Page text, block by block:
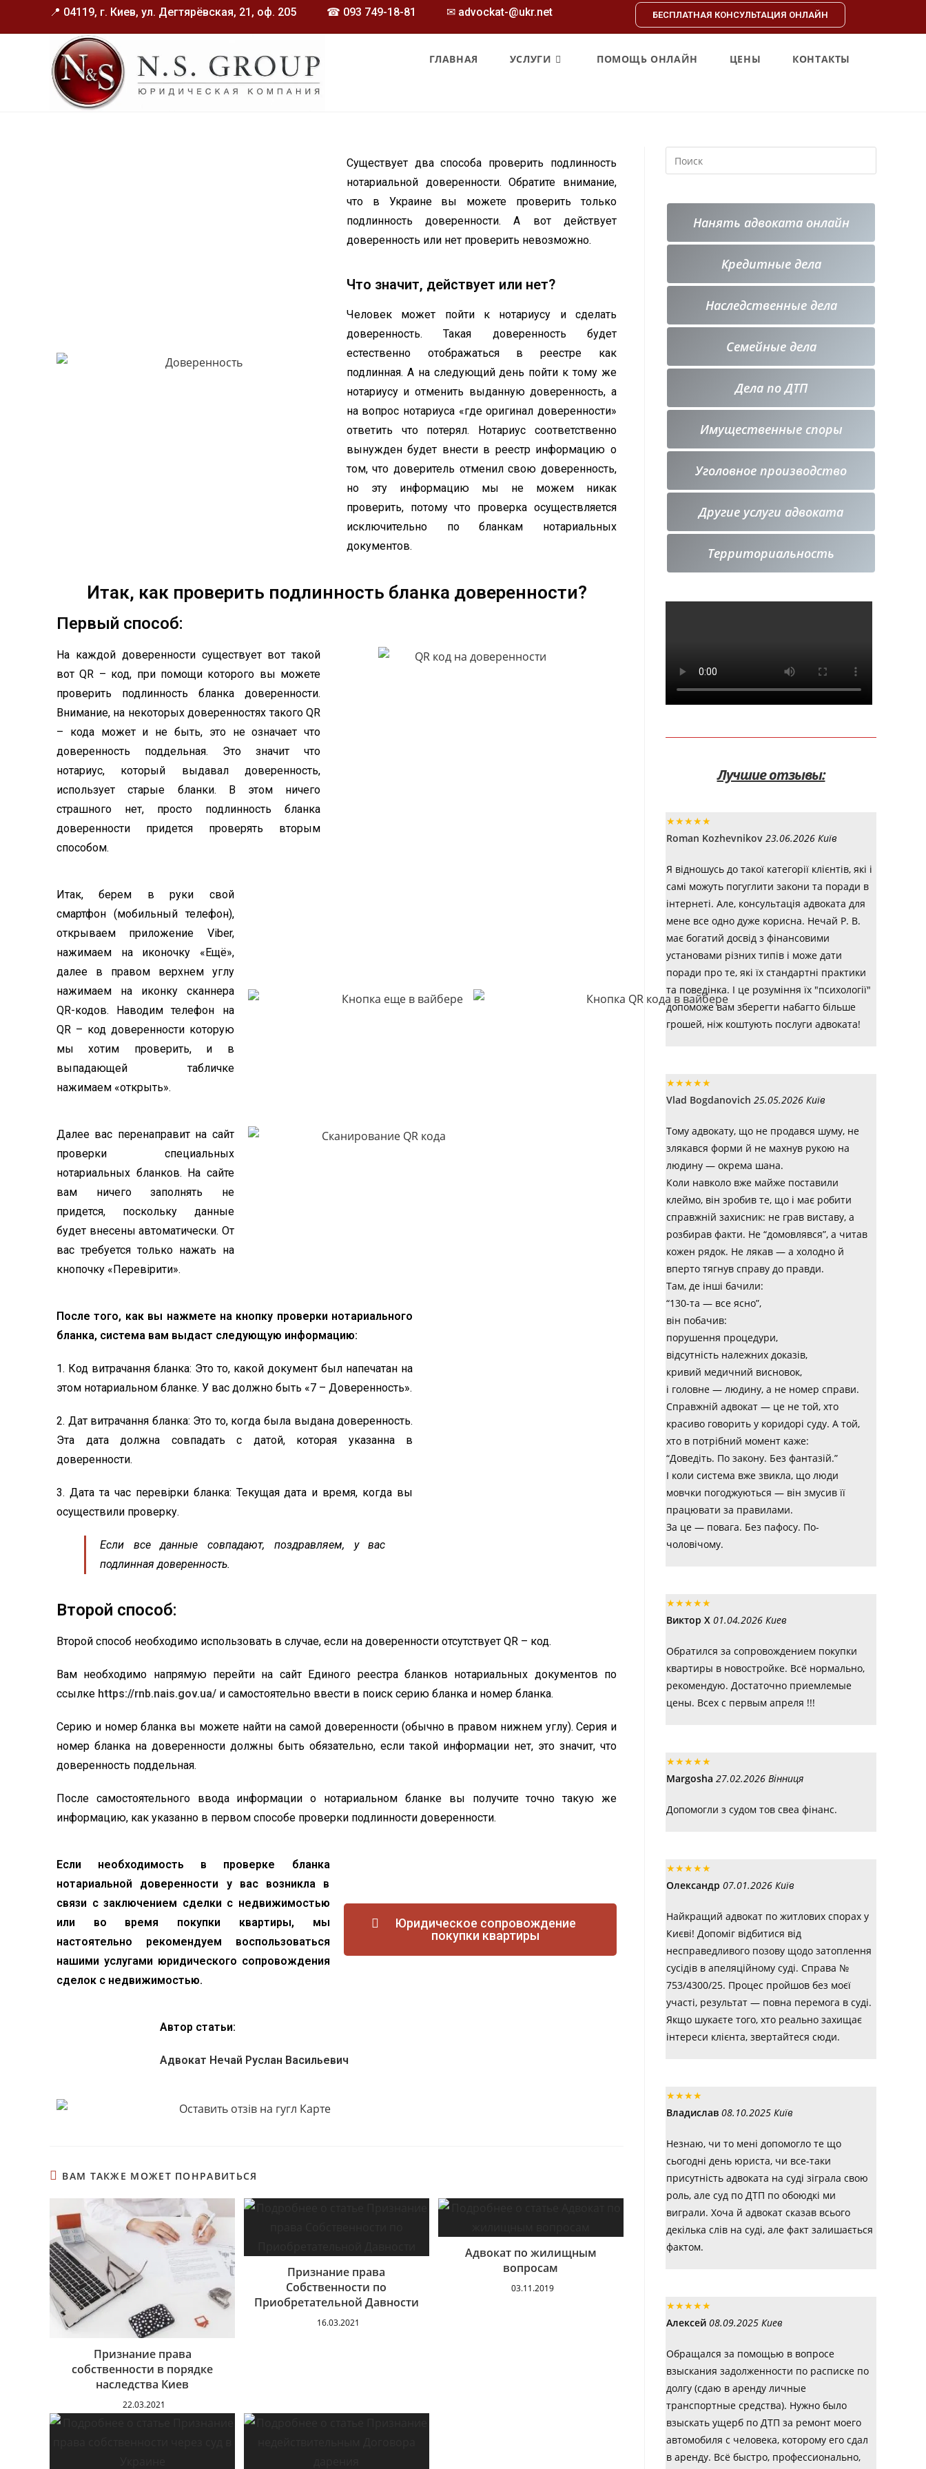
📍 04119, г. Киев, ул. Дегтярёвская, 21, оф. 205 ☎ 093 749-18-81 ✉ advockat-@ukr.net БЕСПЛАТНАЯ КОНСУЛЬТАЦИЯ ОНЛАЙН
ГЛАВНАЯ УСЛУГИ ПОМОЩЬ ОНЛАЙН ЦЕНЫ КОНТАКТЫ
Существует два способа проверить подлинность
нотариальной доверенности. Обратите внимание,
что в Украине вы можете проверить только
подлинность доверенности. А вот действует
доверенность или нет проверить невозможно.
Что значит, действует или нет?
Человек может пойти к нотариусу и сделать
доверенность. Такая доверенность будет
естественно отображаться в реестре как
подлинная. А на следующий день пойти к тому же
нотариусу и отменить выданную доверенность, а
на вопрос нотариуса «где оригинал доверенности»
ответить что потерял. Нотариус соответственно
вынужден будет внести в реестр информацию о
том, что доверитель отменил свою доверенность,
но эту информацию мы не можем никак
проверить, потому что проверка осуществляется
исключительно по бланкам нотариальных
документов.
Итак, как проверить подлинность бланка доверенности?
Первый способ:
На каждой доверенности существует вот такой
вот QR – код, при помощи которого вы можете
проверить подлинность бланка доверенности.
Внимание, на некоторых доверенностях такого QR
– кода может и не быть, это не означает что
доверенность поддельная. Это значит что
нотариус, который выдавал доверенность,
использует старые бланки. В этом ничего
страшного нет, просто подлинность бланка
доверенности придется проверять вторым
способом.
Итак, берем в руки свой
смартфон (мобильный телефон),
открываем приложение Viber,
нажимаем на иконочку «Ещё»,
далее в правом верхнем углу
нажимаем на иконку сканнера
QR-кодов. Наводим телефон на
QR – код доверенности которую
мы хотим проверить, и в
выпадающей табличке
нажимаем «открыть».
Далее вас перенаправит на сайт
проверки специальных
нотариальных бланков. На сайте
вам ничего заполнять не
придется, поскольку данные
будет внесены автоматически. От
вас требуется только нажать на
кнопочку «Перевірити».
После того, как вы нажмете на кнопку проверки нотариального
бланка, система вам выдаст следующую информацию:
1. Код витрачання бланка: Это то, какой документ был напечатан на
этом нотариальном бланке. У вас должно быть «7 – Доверенность».
2. Дат витрачання бланка: Это то, когда была выдана доверенность.
Эта дата должна совпадать с датой, которая указанна в
доверенности.
3. Дата та час перевірки бланка: Текущая дата и время, когда вы
осуществили проверку.
Если все данные совпадают, поздравляем, у вас
подлинная доверенность.
Второй способ:
Второй способ необходимо использовать в случае, если на доверенности отсутствует QR – код.
Вам необходимо напрямую перейти на сайт Единого реестра бланков нотариальных документов по
ссылке https://rnb.nais.gov.ua/ и самостоятельно ввести в поиск серию бланка и номер бланка.
Серию и номер бланка вы можете найти на самой доверенности (обычно в правом нижнем углу). Серия и
номер бланка на доверенности должны быть обязательно, если такой информации нет, это значит, что
доверенность поддельная.
После самостоятельного ввода информации о нотариальном бланке вы получите точно такую же
информацию, как указанно в первом способе проверки подлинности доверенности.
Если необходимость в проверке бланка
нотариальной доверенности у вас возникла в
связи с заключением сделки с недвижимостью
или во время покупки квартиры, мы
настоятельно рекомендуем воспользоваться
нашими услугами юридического сопровождения
сделок с недвижимостью.
Юридическое сопровождение
покупки квартиры
Автор статьи:
Адвокат Нечай Руслан Васильевич
ВАМ ТАКЖЕ МОЖЕТ ПОНРАВИТЬСЯ
Признание права
собственности в порядке
наследства Киев
22.03.2021
Признание права
Собственности по
Приобретательной Давности
16.03.2021
Адвокат по жилищным
вопросам
03.11.2019
Нанять адвоката онлайн
Кредитные дела
Наследственные дела
Семейные дела
Дела по ДТП
Имущественные споры
Уголовное производство
Другие услуги адвоката
Территориальность
Лучшие отзывы:
★★★★★
Roman Kozhevnikov 23.06.2026 Київ
Я відношусь до такої категорії клієнтів, які і
самі можуть погуглити закони та поради в
інтернеті. Але, консультація адвоката для
мене все одно дуже корисна. Нечай Р. В.
має богатий досвід з фінансовими
установами різних типів і може дати
поради про те, які їх стандартні практики
та поведінка. І це розуміння їх "психології"
допоможе вам зберегти набагто більше
грошей, ніж коштують послуги адвоката!
★★★★★
Vlad Bogdanovich 25.05.2026 Київ
Тому адвокату, що не продався шуму, не
злякався форми й не махнув рукою на
людину — окрема шана.
Коли навколо вже майже поставили
клеймо, він зробив те, що і має робити
справжній захисник: не грав виставу, а
розбирав факти. Не “домовлявся”, а читав
кожен рядок. Не лякав — а холодно й
вперто тягнув справу до правди.
Там, де інші бачили:
“130-та — все ясно”,
він побачив:
порушення процедури,
відсутність належних доказів,
кривий медичний висновок,
і головне — людину, а не номер справи.
Справжній адвокат — це не той, хто
красиво говорить у коридорі суду. А той,
хто в потрібний момент каже:
“Доведіть. По закону. Без фантазій.”
І коли система вже звикла, що люди
мовчки погоджуються — він змусив її
працювати за правилами.
За це — повага. Без пафосу. По-
чоловічому.
★★★★★
Виктор Х 01.04.2026 Киев
Обратился за сопровождением покупки
квартиры в новостройке. Всё нормально,
рекомендую. Достаточно приемлемые
цены. Всех с первым апреля !!!
★★★★★
Margosha 27.02.2026 Вінниця
Допомогли з судом тов свеа фінанс.
★★★★★
Олександр 07.01.2026 Київ
Найкращий адвокат по житлових спорах у
Києві! Допоміг відбитися від
несправедливого позову щодо затоплення
сусідів в апеляційному суді. Справа №
753/4300/25. Процес пройшов без моєї
участі, результат — повна перемога в суді.
Якщо шукаєте того, хто реально захищає
інтереси клієнта, звертайтеся сюди.
★★★★
Владислав 08.10.2025 Київ
Незнаю, чи то мені допомогло те що
сьогодні день юриста, чи все-таки
присутність адвоката на суді зіграла свою
роль, але суд по ДТП по обоюдкі ми
виграли. Хоча й адвокат сказав всього
декілька слів на суді, але факт залишається
фактом.
★★★★★
Алексей 08.09.2025 Киев
Обращался за помощью в вопросе
взыскания задолженности по расписке по
долгу (сдаю в аренду личные
транспортные средства). Нужно было
взыскать ущерб по ДТП за ремонт моего
автомобиля с человека, которому его сдал
в аренду. Всё быстро, профессионально,